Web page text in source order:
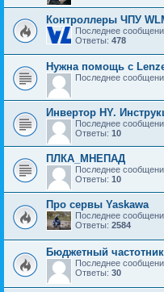
Контроллеры ЧПУ
Последнее
Ответы: 478
Нужна помощь с
Последнее
Инвертор HY.
Последнее
Ответы: 10
ПЛКА_МНЕПАД
Последнее
Ответы: 10
Про сервы Yaskawa
Последнее
Ответы: 2584
Бюджетный
Последнее
Ответы: 30